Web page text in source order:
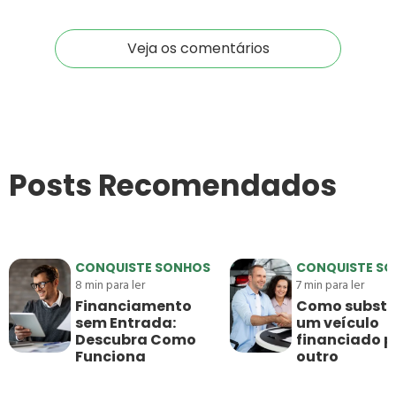
Veja os comentários
Posts Recomendados
CONQUISTE SONHOS
8min para ler
Financiamento
sem Entrada:
Descubra Como
Funciona
CONQUISTE
7min para ler
Como
um veículo
financiado
outro